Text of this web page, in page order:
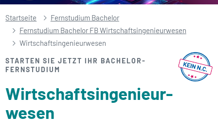
Startseite
Fernstudium Bachelor
Fernstudium Bachelor FB Wirtschaftsingenieurwesen
Wirtschafts­ingenieur­wesen
STARTEN SIE JETZT IHR BACHELOR-
FERNSTUDIUM
Wirtschafts­ingenieur­
wesen